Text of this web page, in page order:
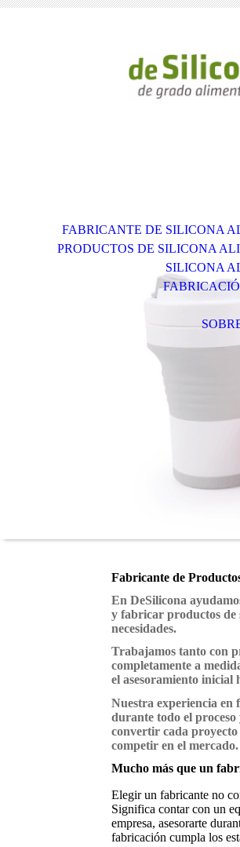
FABRICANTE DE SILICONA
PRODUCTOS DE SILICONA
SILICONA
Fabricante de
En DeSilicona
y fabricar productos de
necesidades.
Trabajamos tanto con
completamente a
el asesoramiento inicial
Nuestra experiencia en
durante todo el
convertir cada
competir en el mercado.
Mucho más que un
Elegir un fabricante no
Significa contar con un
empresa, asesorarte
fabricación cumpla los